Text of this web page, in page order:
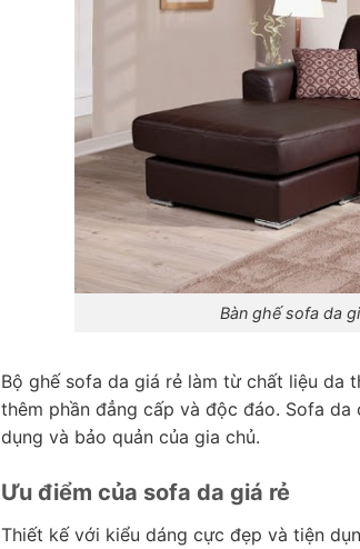
Bàn ghế sofa da
Bộ ghế sofa da giá rẻ làm từ chất liệu da
thêm phần đẳng cấp và độc đáo. Sofa
dụng và bảo quản của gia chủ.
Ưu điểm của sofa da giá rẻ
Thiết kế với kiểu dáng cực đẹp và tiện